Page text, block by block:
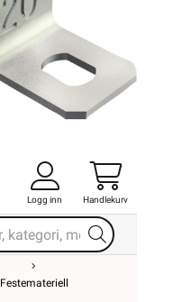
Logg inn Handlekurv
Festemateriell